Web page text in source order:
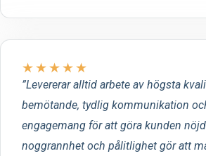
★★★★★
Levererar alltid arbete av högsta
bemötande, tydlig kommunikation
engagemang för att göra kunden
noggrannhet och pålitlighet gör att